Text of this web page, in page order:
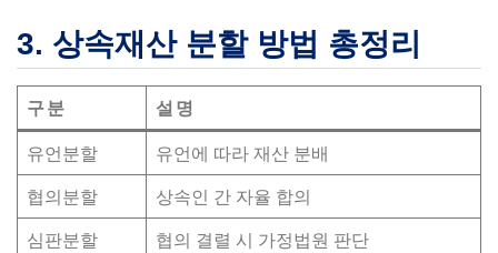
3. 상속재산 분할 방법 총정리
구분
설명
유언분할
유언에 따라 재산 분배
협의분할
상속인 간 자율 합의
심판분할
협의 결렬 시 가정법원 판단